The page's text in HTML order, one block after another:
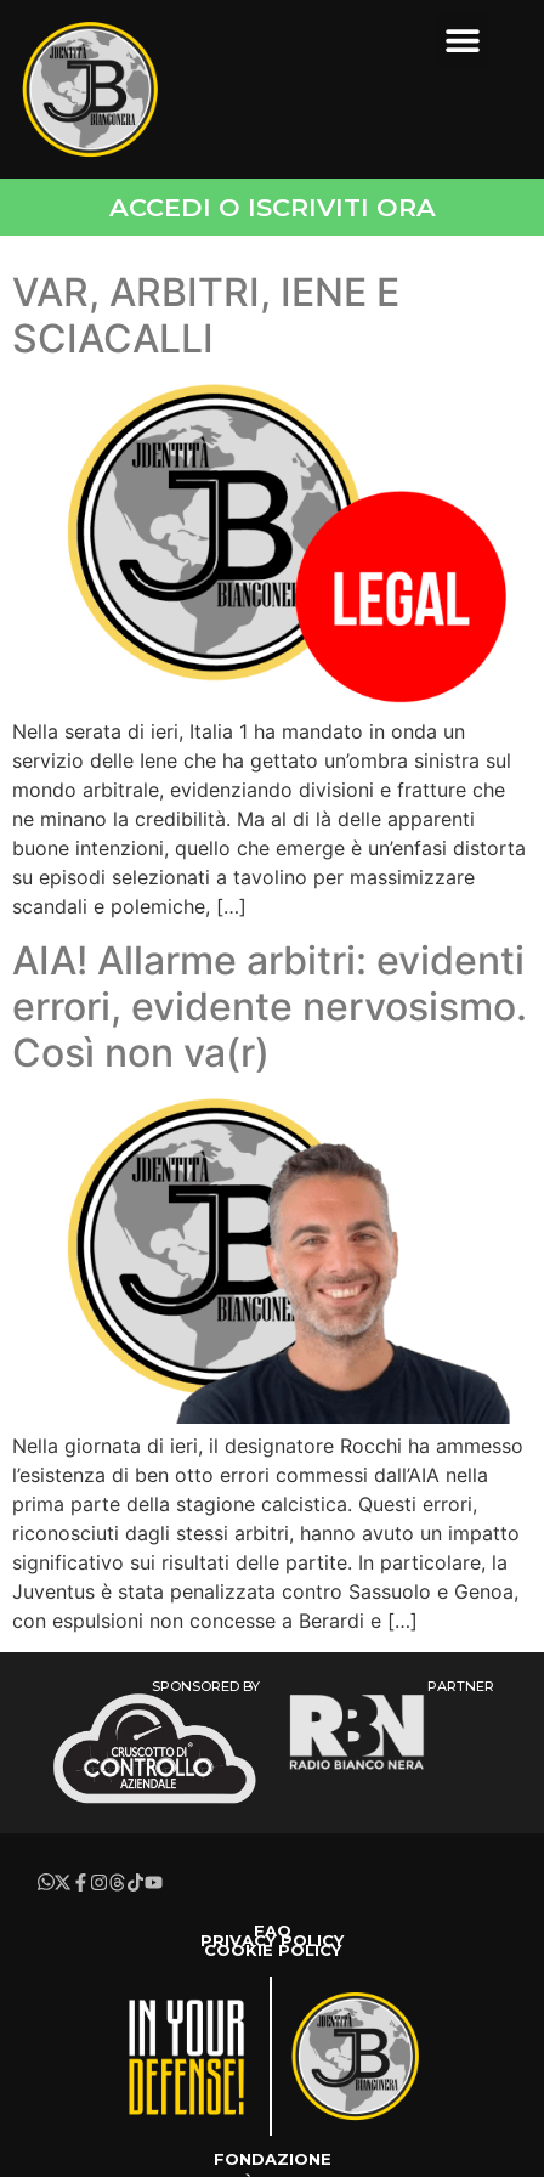
ACCEDI O ISCRIVITI ORA
VAR, ARBITRI, IENE E
SCIACALLI
Nella serata di ieri, Italia 1 ha mandato in onda un
servizio delle Iene che ha gettato un’ombra sinistra sul
mondo arbitrale, evidenziando divisioni e fratture che
ne minano la credibilità. Ma al di là delle apparenti
buone intenzioni, quello che emerge è un’enfasi distorta
su episodi selezionati a tavolino per massimizzare
scandali e polemiche, […]
AIA! Allarme arbitri: evidenti
errori, evidente nervosismo.
Così non va(r)
Nella giornata di ieri, il designatore Rocchi ha ammesso
l’esistenza di ben otto errori commessi dall’AIA nella
prima parte della stagione calcistica. Questi errori,
riconosciuti dagli stessi arbitri, hanno avuto un impatto
significativo sui risultati delle partite. In particolare, la
Juventus è stata penalizzata contro Sassuolo e Genoa,
con espulsioni non concesse a Berardi e […]
SPONSORED BY PARTNER
FAQ
PRIVACY POLICY
COOKIE POLICY
FONDAZIONE